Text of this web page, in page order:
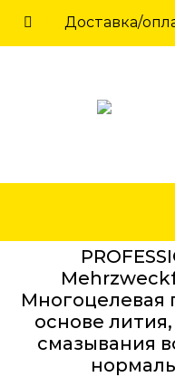
Доставка/
Многоцелевая
основе
смазывания